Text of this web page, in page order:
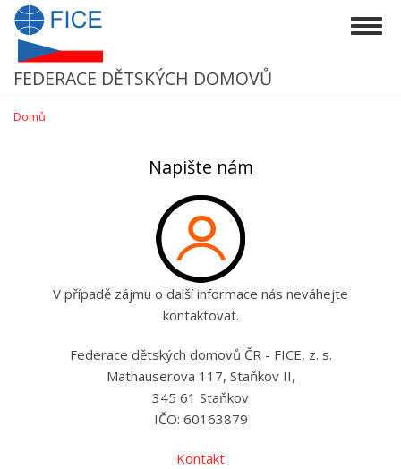
Přejít
hlavnímu
obsahu
FEDERACE DĚTSKÝCH DOMOVŮ
Domů
Napište nám
V případě zájmu o další informace nás neváhejte
kontaktovat.
Federace dětských domovů ČR - FICE, z. s.
Mathauserova 117, Staňkov II,
345 61 Staňkov
IČO: 60163879
Kontakt